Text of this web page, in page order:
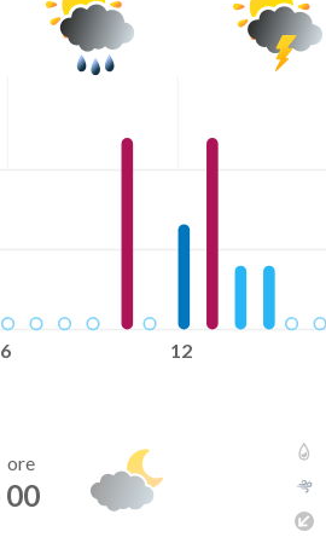
08-07T
6 12
ore
00